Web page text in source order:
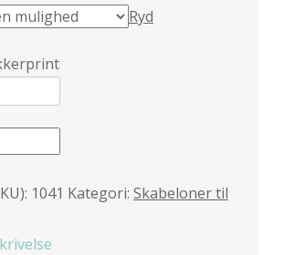
Ryd
1041 Kategori: Skabeloner til